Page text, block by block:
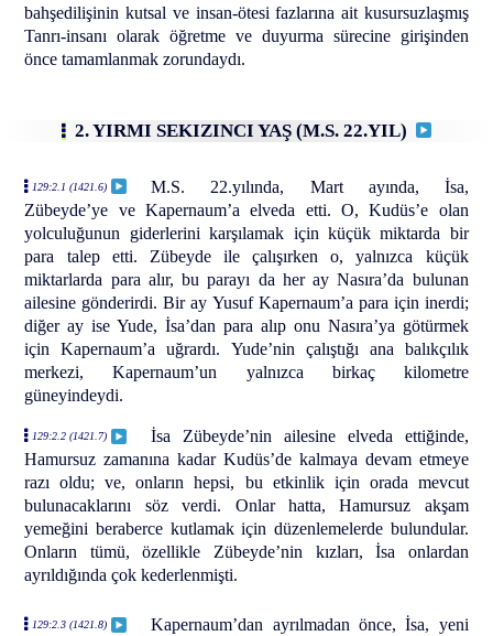
bahşedilişinin kutsal ve insan-ötesi fazlarına ait kusursuzlaşmış
Tanrı-insanı olarak öğretme ve duyurma sürecine girişinden
önce tamamlanmak zorundaydı.
2. YIRMI SEKIZINCI YAŞ (M.S. 22.YIL)
129:2.1 (1421.6)
M.S. 22.yılında, Mart ayında, İsa,
Zübeyde’ye ve Kapernaum’a elveda etti. O, Kudüs’e olan
yolculuğunun giderlerini karşılamak için küçük miktarda bir
para talep etti. Zübeyde ile çalışırken o, yalnızca küçük
miktarlarda para alır, bu parayı da her ay Nasıra’da bulunan
ailesine gönderirdi. Bir ay Yusuf Kapernaum’a para için inerdi;
diğer ay ise Yude, İsa’dan para alıp onu Nasıra’ya götürmek
için Kapernaum’a uğrardı. Yude’nin çalıştığı ana balıkçılık
merkezi, Kapernaum’un yalnızca birkaç kilometre
güneyindeydi.
129:2.2 (1421.7)
İsa Zübeyde’nin ailesine elveda ettiğinde,
Hamursuz zamanına kadar Kudüs’de kalmaya devam etmeye
razı oldu; ve, onların hepsi, bu etkinlik için orada mevcut
bulunacaklarını söz verdi. Onlar hatta, Hamursuz akşam
yemeğini beraberce kutlamak için düzenlemelerde bulundular.
Onların tümü, özellikle Zübeyde’nin kızları, İsa onlardan
ayrıldığında çok kederlenmişti.
129:2.3 (1421.8)
Kapernaum’dan ayrılmadan önce, İsa, yeni